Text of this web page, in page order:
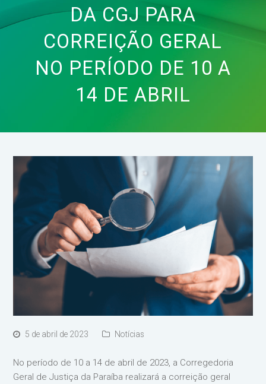
DA CGJ PARA
CORREIÇÃO GERAL
NO PERÍODO DE 10 A
14 DE ABRIL
5 de abril de 2023 Notícias
No período de 10 a 14 de abril de 2023, a Corregedoria
Geral de Justiça da Paraíba realizará a correição geral